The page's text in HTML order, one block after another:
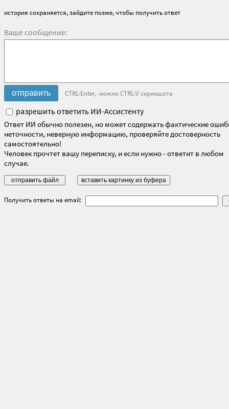
история сохраняется, зайдите позже, чтобы получить ответ
Ваше сообщение:
CTRL-Enter, можно CTRL-V скриншота
разрешить ответить ИИ-Ассистенту
Ответ ИИ обычно полезен, но может содержать фактические
неточности, неверную информацию, проверяйте достоверность
самостоятельно!
Человек прочтет вашу переписку, и если нужно - ответит в любом
случае.
Получить ответы на email: